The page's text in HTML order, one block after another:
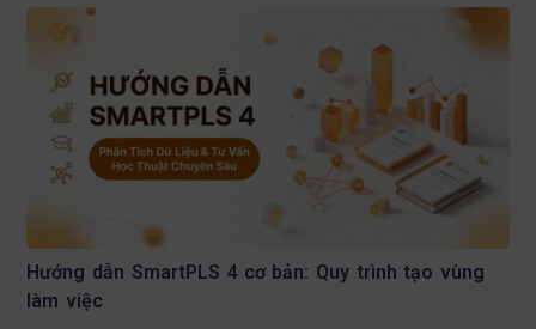
Hướng dẫn SmartPLS 4 cơ bản: Quy trình tạo vùng
làm việc